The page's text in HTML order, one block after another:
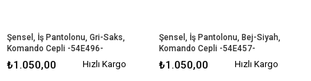
Şensel, İş Pantolonu, Gri-Saks,
Komando Cepli -54E496-
₺1.050,00 Hızlı Kargo
Şensel, İş Pantolonu, Bej-Siyah,
Komando Cepli -54E457-
₺1.050,00 Hızlı Kargo